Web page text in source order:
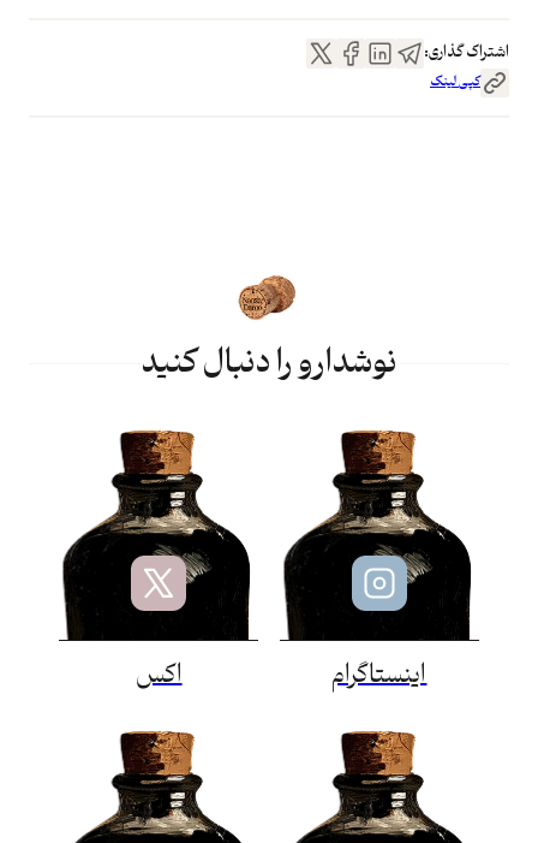
اشتراک گذاری:
کپی لینک
نوشدارو را دنبال کنید
اینستاگرام اکس